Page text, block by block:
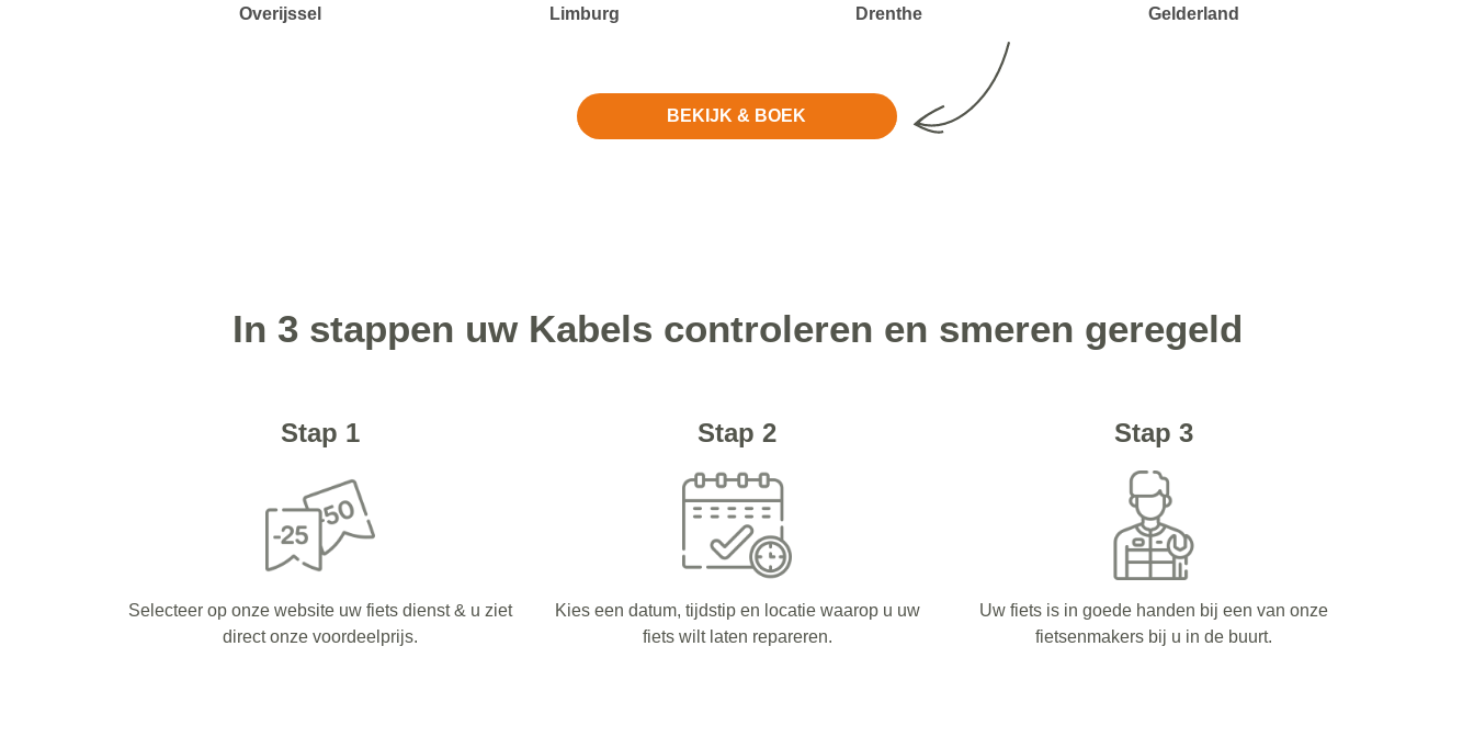
Overijssel Limburg Drenthe Gelderland
BEKIJK & BOEK
In 3 stappen uw Kabels controleren en smeren geregeld
Stap 1
Selecteer op onze website uw fiets dienst & u ziet
direct onze voordeelprijs.
Stap 2
Kies een datum, tijdstip en locatie waarop u uw
fiets wilt laten repareren.
Stap 3
Uw fiets is in goede handen bij een van onze
fietsenmakers bij u in de buurt.